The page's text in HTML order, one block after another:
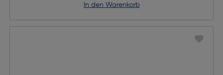
in den Warenkorb